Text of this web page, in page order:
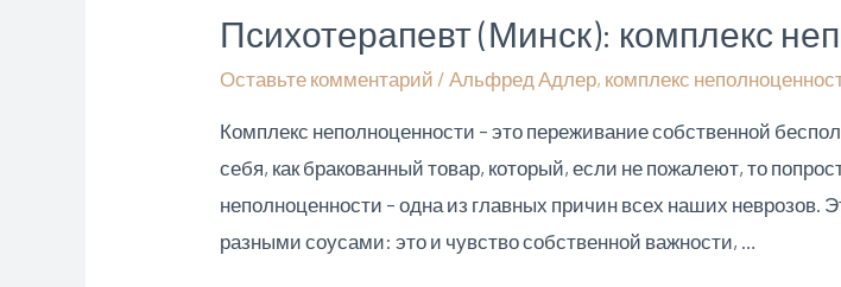
поведения
Психотерапевт (Минск): комплекс
Оставьте комментарий /Альфред Адлер, комплекс
Комплекс неполноценности – это переживание собственной
себя, как бракованный товар, который, если не пожалеют, то
неполноценности – одна из главных причин всех наших неврозов.
разными соусами: это и чувство собственной важности, …